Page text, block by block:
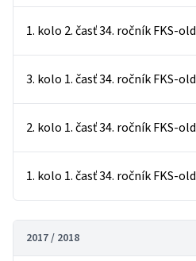
1. kolo 2. časť 34. ročník FKS-old
3. kolo 1. časť 34. ročník FKS-old
2. kolo 1. časť 34. ročník FKS-old
1. kolo 1. časť 34. ročník FKS-old
2017 / 2018